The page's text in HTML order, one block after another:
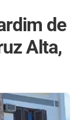
de
Alta,